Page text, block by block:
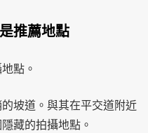
推薦地點
點。
坡道。與其在平交道附近
藏的拍攝地點。